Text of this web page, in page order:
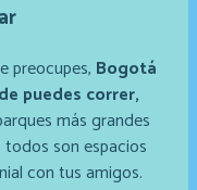
preocupes, Bogotá
puedes correr,
más grandes
son espacios
con tus amigos.